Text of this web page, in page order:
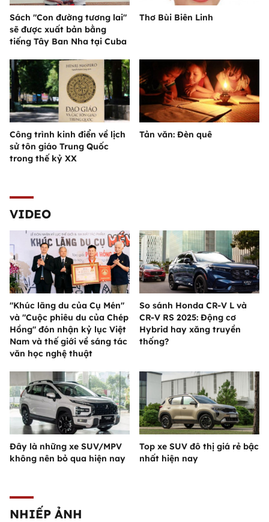
Sách "Con đường tương lai"
sẽ được xuất bản bằng
tiếng Tây Ban Nha tại Cuba
Thơ Bùi Biên Linh
Công trình kinh điển về lịch
sử tôn giáo Trung Quốc
trong thế kỷ XX
Tản văn: Đèn quê
VIDEO
"Khúc lãng du của Cụ Mén"
và "Cuộc phiêu du của Chép
Hồng" đón nhận kỷ lục Việt
Nam và thế giới về sáng tác
văn học nghệ thuật
So sánh Honda CR-V L và
CR-V RS 2025: Động cơ
Hybrid hay xăng truyền
thống?
Đây là những xe SUV/MPV
không nên bỏ qua hiện nay
Top xe SUV đô thị giá rẻ bậc
nhất hiện nay
NHIẾP ẢNH